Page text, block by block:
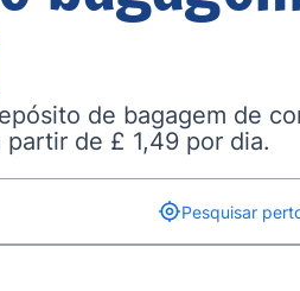
de bagagem de
de £ 1,49 por dia.
Pesquisar